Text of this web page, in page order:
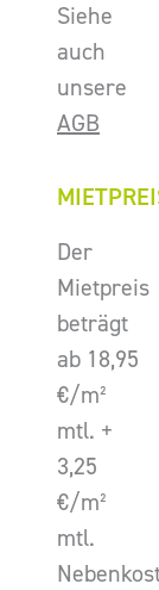
Siehe
auch
unsere
AGB
Der
Mietpreis
beträgt
ab 18,95
€/m²
mtl. +
3,25
€/m²
mtl.